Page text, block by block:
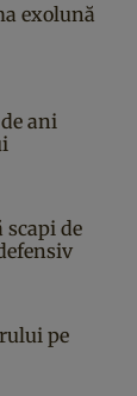
exolună
ani
scapi de
pe